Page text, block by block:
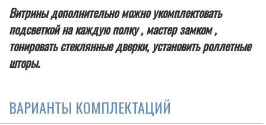
Витрины дополнительно можно укомплектовать
подсветкой на каждую полку , мастер замком ,
тонировать стеклянные дверки, установить роллетные
шторы.
ВАРИАНТЫ КОМПЛЕКТАЦИЙ